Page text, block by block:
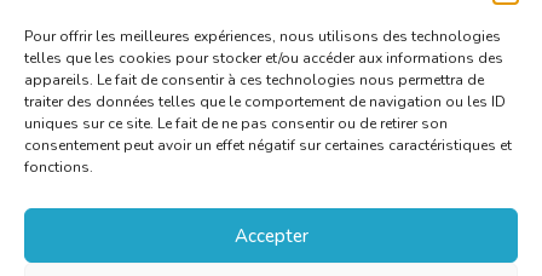
Pour offrir les meilleures expériences, nous utilisons des technologies
telles que les cookies pour stocker et/ou accéder aux informations des
appareils. Le fait de consentir à ces technologies nous permettra de
traiter des données telles que le comportement de navigation ou les ID
uniques sur ce site. Le fait de ne pas consentir ou de retirer son
consentement peut avoir un effet négatif sur certaines caractéristiques et
fonctions.
Accepter